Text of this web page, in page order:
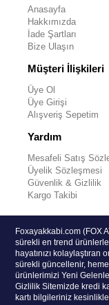
Anasayfa
Hakkımızda
İade Şartları
Bize Ulaşın
Müşteri İlişkileri
Üye Ol
Üye Girişi
Alışveriş Sepetim
Yardım
Mesafeli Satış
Üyelik Sözleşmesi
Güvenlik & Gizlilik
Kargo Takibi
Foxayakkabi.com (FOX
sürekli en trend
hayatınızı
sürekli güncellenir,
ürünlerimizi Yeni
Gizlilik Sitemizde kredi
kartı bilgileriniz